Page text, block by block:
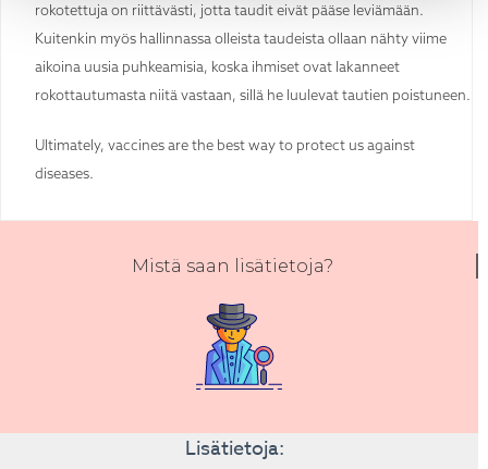
rokotettuja on riittävästi, jotta taudit eivät pääse leviämään.
Kuitenkin myös hallinnassa olleista taudeista ollaan nähty viime
aikoina uusia puhkeamisia, koska ihmiset ovat lakanneet
rokottautumasta niitä vastaan, sillä he luulevat tautien poistuneen.
Ultimately, vaccines are the best way to protect us against
diseases.
Mistä saan lisätietoja?
Lisätietoja: